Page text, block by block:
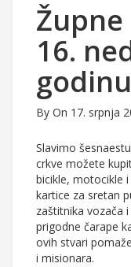
16.
godinu
By On 17. srpnja
Slavimo
crkve možete
bicikle, motocikle
kartice za sretan
zaštitnika vozača
prigodne čarape
ovih stvari
i misionara.